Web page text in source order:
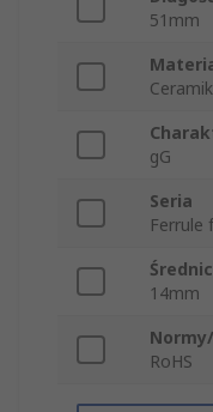
51mm
gG
Seria
Ferrule
14mm
RoHS